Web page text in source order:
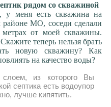
рядом со скважиной
у меня есть скважина на
районе МО, соседи сделали
от моей скважины.
теперь нельзя брать
новую скважину? Как
на качество воды?
из которого Вы
септика есть водоупор
лучше кипятить.